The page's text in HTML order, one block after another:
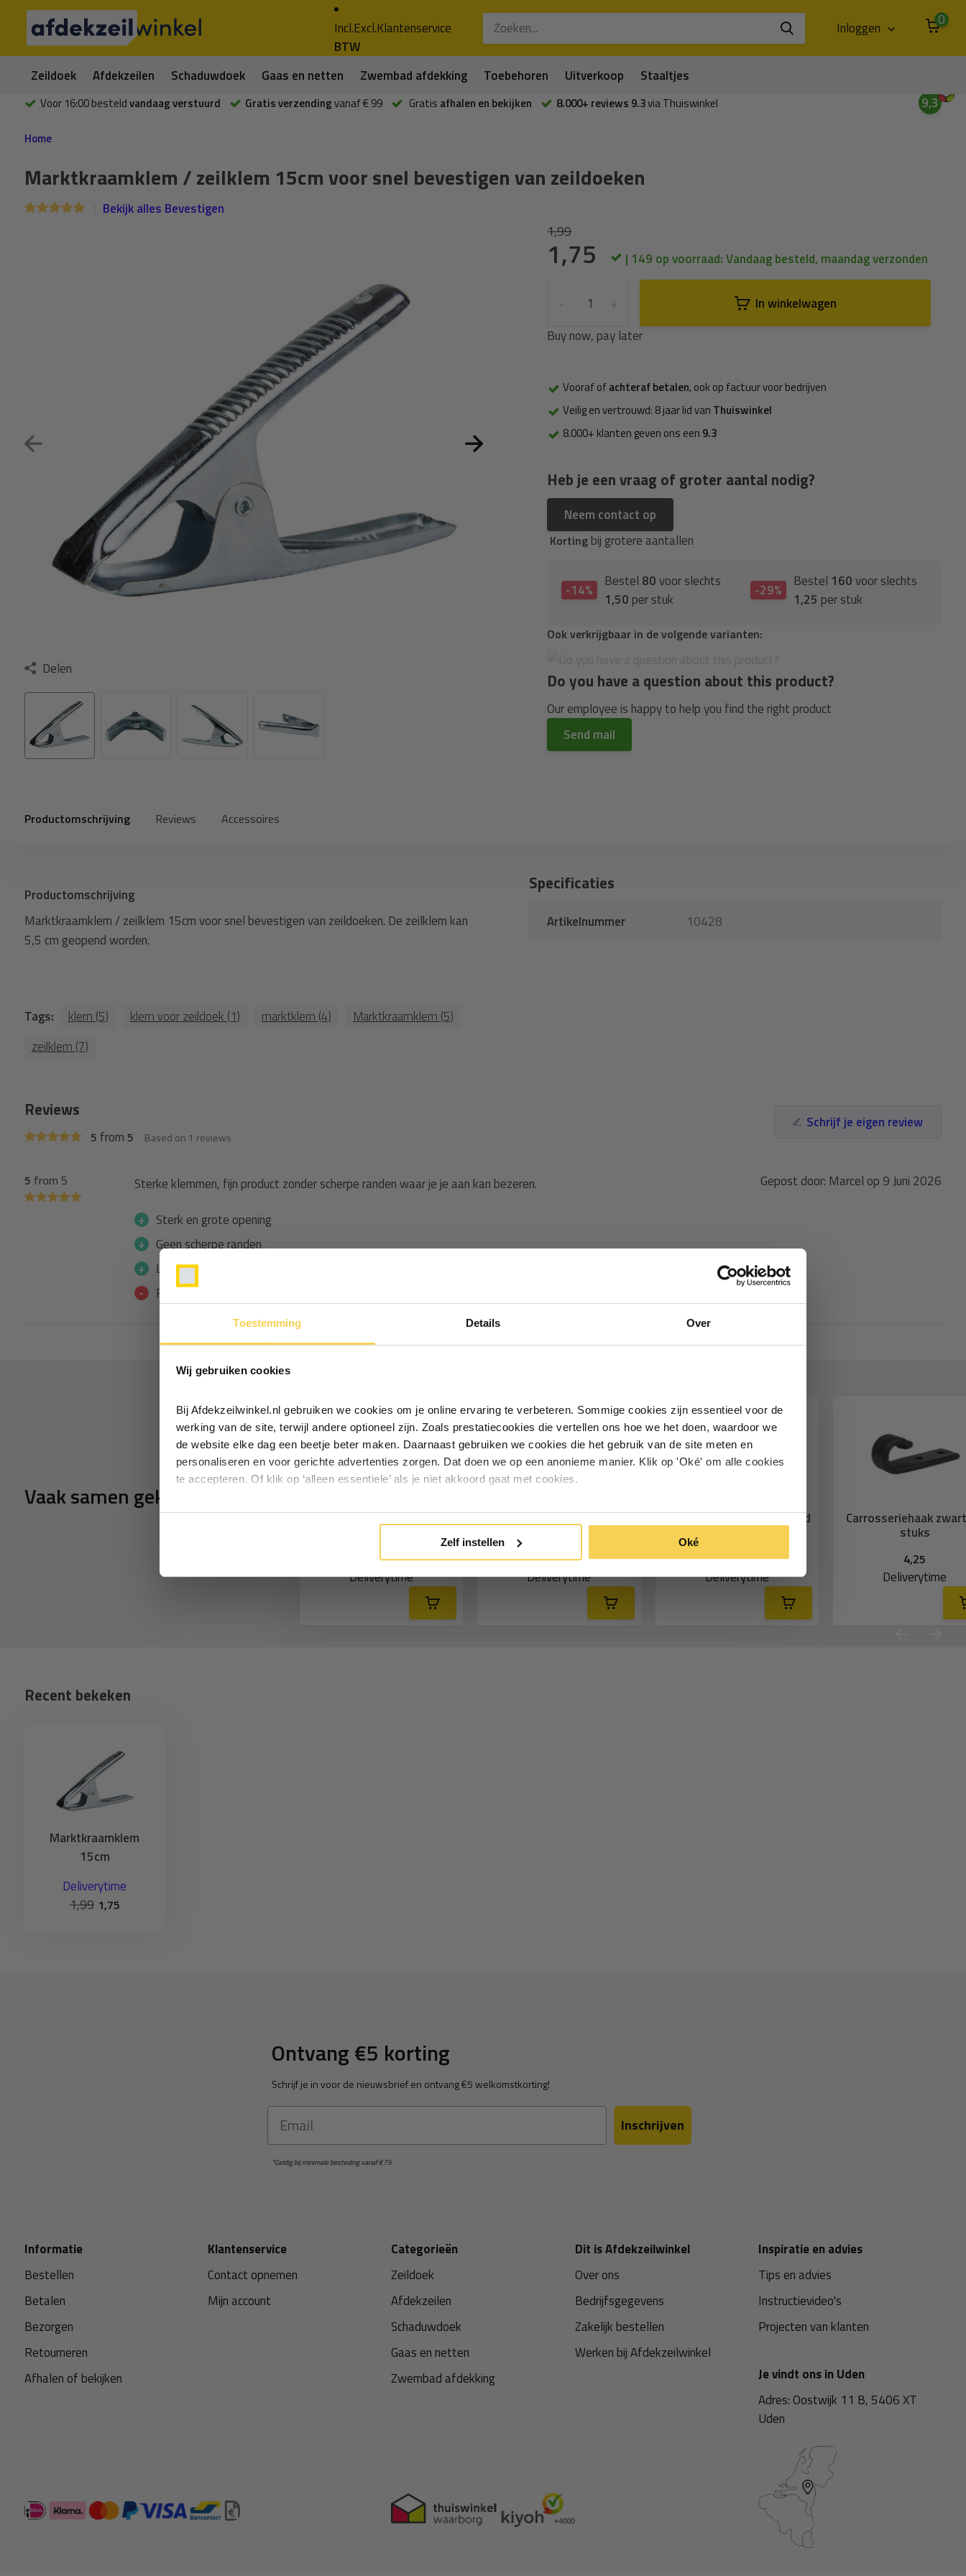
Toestemming Details Over
Wij gebruiken cookies
Bij Afdekzeilwinkel.nl gebruiken we cookies om je online ervaring te verbeteren. Sommige cookies zijn essentieel voor de
werking van de site, terwijl andere optioneel zijn. Zoals prestatiecookies die vertellen ons hoe we het doen, waardoor we
de website elke dag een beetje beter maken. Daarnaast gebruiken we cookies die het gebruik van de site meten en
personaliseren en voor gerichte advertenties zorgen. Dat doen we op een anonieme manier. Klik op 'Oké' om alle cookies
te accepteren. Of klik op ‘alleen essentiele’ als je niet akkoord gaat met cookies.
Zelf instellen Oké
Incl.Excl.
BTW
Klantenservice Inloggen 0
Zeildoek Afdekzeilen Schaduwdoek Gaas en netten Zwembad afdekking Toebehoren Uitverkoop Staaltjes
Voor 16:00 besteldvandaag verstuurd Gratis verzendingvanaf € 99 Gratis afhalen en bekijken 8.000+ reviews 9.3via Thuiswinkel 9,3
Home
Marktkraamklem / zeilklem 15cm voor snel bevestigen van zeildoeken
Bekijk alles Bevestigen
Delen
1,99
1,75 | 149 op voorraad: Vandaag besteld, maandag verzonden
+
-
In winkelwagen
Buy now, pay later
Vooraf ofachteraf betalen, ook op factuur voor bedrijven
Veilig en vertrouwd: 8 jaar lid van Thuiswinkel
8.000+ klanten geven ons een 9.3
Heb je een vraag of groter aantal nodig?
Neem contact op
Korting bij grotere aantallen
-14% Bestel 80voor slechts
1,50 per stuk -29% Bestel 160voor slechts
1,25 per stuk
Ook verkrijgbaar in de volgende varianten:
Do you have a question about this product?
Our employee is happy to help you find the right product
Send mail
Productomschrijving Reviews Accessoires
Productomschrijving
Marktkraamklem / zeilklem 15cm voor snel bevestigen van zeildoeken. De zeilklem kan
5,5 cm geopend worden.
Tags: klem (5) klem voor zeildoek (1) marktklem (4)
Marktkraamklem (5)
zeilklem (7)
Specificaties
Artikelnummer 10428
Reviews
5 from 5 Based on 1 reviews
Schrijf je eigen review
5 from 5
Sterke klemmen, fijn product zonder scherpe randen waar je je aan kan bezeren.
+
Sterk en grote opening
+
Geen scherpe randen
+
Ligt goed in de hand
-
Rubbers op de bekken zou nog beter zijn
Gepost door: Marcel op 9 Juni 2026
Vaak samen gekocht
Carrosseriehaak zwart 10
Deliverytime
Carrosseriehaak grijs
driehoek 10 stuks
4,50
Deliverytime
Zeilklem kwikclip groot
100kg Holdon
1,99
Deliverytime
Elastisch koordhouder rond
4,25
Deliverytime
Carrosseriehaak
stuks
4,25
Deliverytime
Recent bekeken
Marktkraamklem
15cm
Deliverytime
1,99 1,75
Ontvang €5 korting
Schrijf je in voor de nieuwsbrief en ontvang €5 welkomstkorting!
Email Inschrijven
*Geldig bij minimale besteding vanaf €75
Informatie
Bestellen
Betalen
Bezorgen
Retourneren
Afhalen of bekijken
Klantenservice
Contact opnemen
Mijn account
Categorieën
Zeildoek
Afdekzeilen
Schaduwdoek
Gaas en netten
Zwembad afdekking
Dit is Afdekzeilwinkel
Over ons
Bedrijfsgegevens
Zakelijk bestellen
Werken bij Afdekzeilwinkel
Inspiratie en advies
Tips en advies
Instructievideo's
Projecten van klanten
Je vindt ons in Uden
Adres: Oostwijk 11 B, 5406 XT
Uden
Ontvang €5,- korting!
ontvang €5,- welkomstkorting!
Particulier Zakelijk
Inschrijven